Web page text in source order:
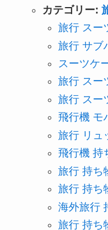
カテゴリー:
旅行 スー
旅行 サブ
スーツケ
旅行 スー
旅行 スー
飛行機 モ
旅行 リュ
飛行機 持
旅行 持ち
旅行 持ち
海外旅行
旅行 持ち